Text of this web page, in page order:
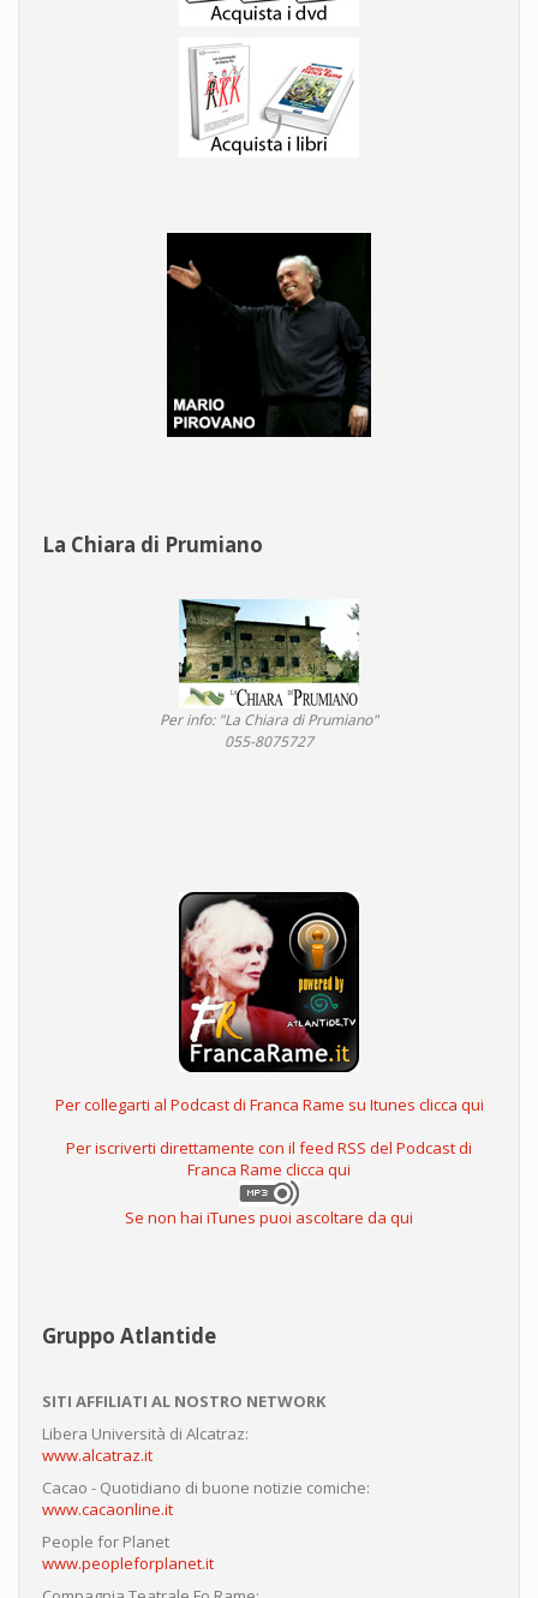
La Chiara di Prumiano
Per info: "La Chiara di Prumiano"
055-8075727
Per collegarti al Podcast di Franca Rame su Itunes clicca qui
Per iscriverti direttamente con il feed RSS del Podcast di
Franca Rame clicca qui
Se non hai iTunes puoi ascoltare da qui
Gruppo Atlantide
SITI AFFILIATI AL NOSTRO NETWORK
Libera Università di Alcatraz:
www.alcatraz.it
Cacao - Quotidiano di buone notizie comiche:
www.cacaonline.it
People for Planet
www.peopleforplanet.it